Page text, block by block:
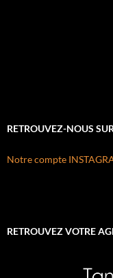
RETROUVEZ-NOUS
Notre compte
RETROUVEZ VOTRE